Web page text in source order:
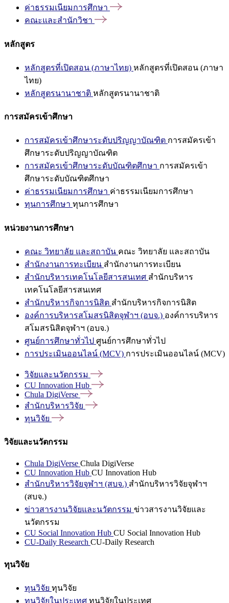
ค่าธรรมเนียมการศึกษา
คณะและสำนักวิชา
หลักสูตร
หลักสูตรที่เปิดสอน (ภาษาไทย) หลักสูตรที่เปิดสอน (ภาษา
ไทย)
หลักสูตรนานาชาติ หลักสูตรนานาชาติ
การสมัครเข้าศึกษา
การสมัครเข้าศึกษาระดับปริญญาบัณฑิต การสมัครเข้า
ศึกษาระดับปริญญาบัณฑิต
การสมัครเข้าศึกษาระดับบัณฑิตศึกษา การสมัครเข้า
ศึกษาระดับบัณฑิตศึกษา
ค่าธรรมเนียมการศึกษา ค่าธรรมเนียมการศึกษา
ทุนการศึกษา ทุนการศึกษา
หน่วยงานการศึกษา
คณะ วิทยาลัย และสถาบัน คณะ วิทยาลัย และสถาบัน
สำนักงานการทะเบียน สำนักงานการทะเบียน
สำนักบริหารเทคโนโลยีสารสนเทศ สำนักบริหาร
เทคโนโลยีสารสนเทศ
สำนักบริหารกิจการนิสิต สำนักบริหารกิจการนิสิต
องค์การบริหารสโมสรนิสิตจุฬาฯ (อบจ.) องค์การบริหาร
สโมสรนิสิตจุฬาฯ (อบจ.)
ศูนย์การศึกษาทั่วไป ศูนย์การศึกษาทั่วไป
การประเมินออนไลน์ (MCV) การประเมินออนไลน์ (MCV)
วิจัยและนวัตกรรม
CU Innovation Hub
Chula DigiVerse
สำนักบริหารวิจัย
ทุนวิจัย
วิจัยและนวัตกรรม
Chula DigiVerse Chula DigiVerse
CU Innovation Hub CU Innovation Hub
สำนักบริหารวิจัยจุฬาฯ (สบจ.) สำนักบริหารวิจัยจุฬาฯ
(สบจ.)
ข่าวสารงานวิจัยและนวัตกรรม ข่าวสารงานวิจัยและ
นวัตกรรม
CU Social Innovation Hub CU Social Innovation Hub
CU-Daily Research CU-Daily Research
ทุนวิจัย
ทุนวิจัย ทุนวิจัย
ทุนวิจัยในประเทศ ทุนวิจัยในประเทศ